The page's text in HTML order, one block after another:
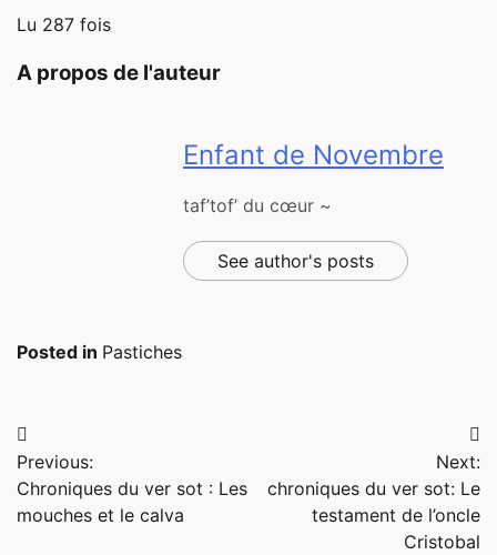
Lu 287 fois
A propos de l'auteur
Enfant de Novembre
taf’tof’ du cœur ~
See author's posts
Posted in Pastiches
Navigation
de
l’article
Previous:
Chroniques du ver sot : Les
mouches et le calva
Next:
chroniques du ver sot: Le
testament de l’oncle
Cristobal